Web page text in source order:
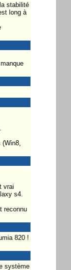
stabilité
long à
vrai
s4.
reconnu
820 !
système